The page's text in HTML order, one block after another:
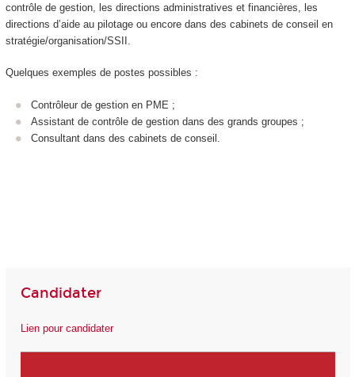
contrôle de gestion, les directions administratives et financières, les
directions d’aide au pilotage ou encore dans des cabinets de conseil en
stratégie/organisation/SSII.
Quelques exemples de postes possibles :
Contrôleur de gestion en PME ;
Assistant de contrôle de gestion dans des grands groupes ;
Consultant dans des cabinets de conseil.
Candidater
Lien pour candidater